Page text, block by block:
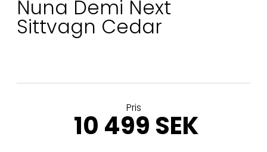
Nuna Demi Next
Sittvagn Cedar
Pris
10 499 SEK